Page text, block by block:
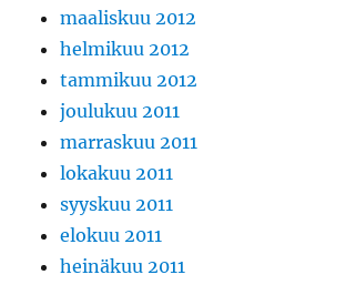
maaliskuu 2012
helmikuu 2012
tammikuu 2012
joulukuu 2011
marraskuu 2011
lokakuu 2011
syyskuu 2011
elokuu 2011
heinäkuu 2011